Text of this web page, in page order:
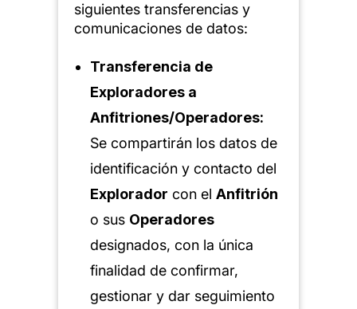
siguientes transferencias y
comunicaciones de datos:
Transferencia de
Exploradores a
Anfitriones/Operadores:
Se compartirán los datos de
identificación y contacto del
Explorador con el Anfitrión
o sus Operadores
designados, con la única
finalidad de confirmar,
gestionar y dar seguimiento